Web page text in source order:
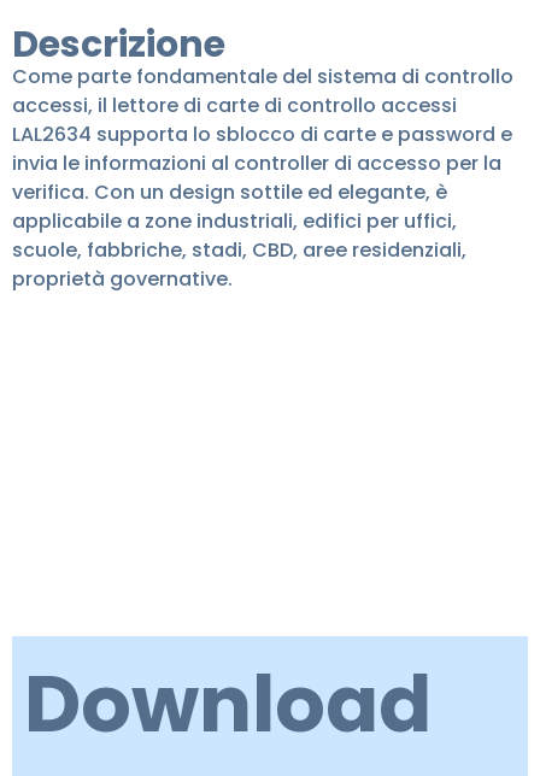
Descrizione
Come parte fondamentale del sistema di controllo
accessi, il lettore di carte di controllo accessi
LAL2634 supporta lo sblocco di carte e password e
invia le informazioni al controller di accesso per la
verifica. Con un design sottile ed elegante, è
applicabile a zone industriali, edifici per uffici,
scuole, fabbriche, stadi, CBD, aree residenziali,
proprietà governative.
Download